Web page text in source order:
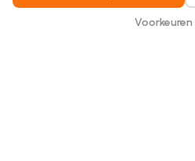
Voorkeuren